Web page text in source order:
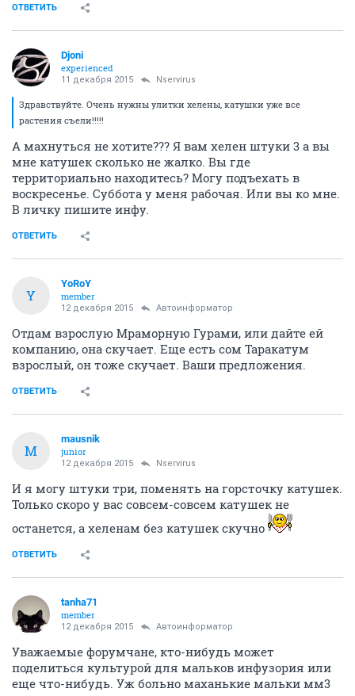
ОТВЕТИТЬ
Djoni
experienced
11 декабря 2015 Nservirus
Здравствуйте. Очень нужны улитки хелены, катушки уже все
растения съели!!!!!
А махнуться не хотите??? Я вам хелен штуки 3 а вы
мне катушек сколько не жалко. Вы где
территориально находитесь? Могу подъехать в
воскресенье. Суббота у меня рабочая. Или вы ко мне.
В личку пишите инфу.
ОТВЕТИТЬ
Y
YoRoY
member
12 декабря 2015 Автоинформатор
Отдам взрослую Мраморную Гурами, или дайте ей
компанию, она скучает. Еще есть сом Таракатум
взрослый, он тоже скучает. Ваши предложения.
ОТВЕТИТЬ
M
mausnik
junior
12 декабря 2015 Nservirus
И я могу штуки три, поменять на горсточку катушек.
Только скоро у вас совсем-совсем катушек не
останется, а хеленам без катушек скучно
ОТВЕТИТЬ
tanha71
member
12 декабря 2015 Автоинформатор
Уважаемые форумчане, кто-нибудь может
поделиться культурой для мальков инфузория или
еще что-нибудь. Уж больно маханькие мальки мм3